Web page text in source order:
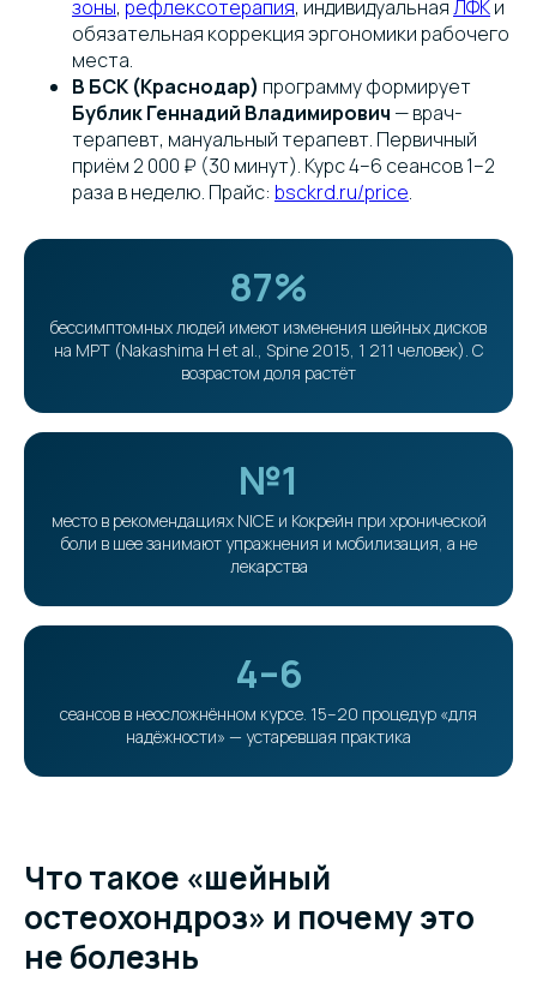
зоны, рефлексотерапия, индивидуальнаяЛФКи
обязательная коррекция эргономики рабочего
места.
В БСК (Краснодар) программу формирует
Бублик Геннадий Владимирович — врач-
терапевт, мануальный терапевт. Первичный
приём 2 000 ₽ (30 минут). Курс 4–6 сеансов 1–2
раза в неделю. Прайс: bsckrd.ru/price.
87%
бессимптомных людей имеют изменения шейных дисков
на МРТ (Nakashima H et al., Spine 2015, 1 211 человек). С
возрастом доля растёт
№1
место в рекомендациях NICE и Кокрейн при хронической
боли в шее занимают упражнения и мобилизация, а не
лекарства
4–6
сеансов в неосложнённом курсе. 15–20 процедур «для
надёжности» — устаревшая практика
Что такое «шейный
остеохондроз» и почему это
не болезнь